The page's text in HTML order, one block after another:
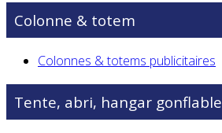
Colonne & totem
Colonnes & totems publicitaires
Tente, abri, hangar gonflable